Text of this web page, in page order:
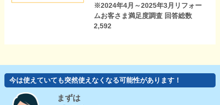
※2024年4月～2025年3月リフォー
ムお客さま満足度調査 回答総数
2,592
今は使えていても突然使えなくなる可能性があります！
まずは